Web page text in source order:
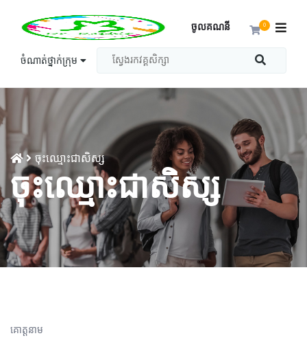
ចំណាត់ថ្នាក់ក្រុម
0
ចូលគណនី
ចុះឈ្មោះជាសិស្ស
ចុះឈ្មោះជាសិស្ស
គោត្តនាម